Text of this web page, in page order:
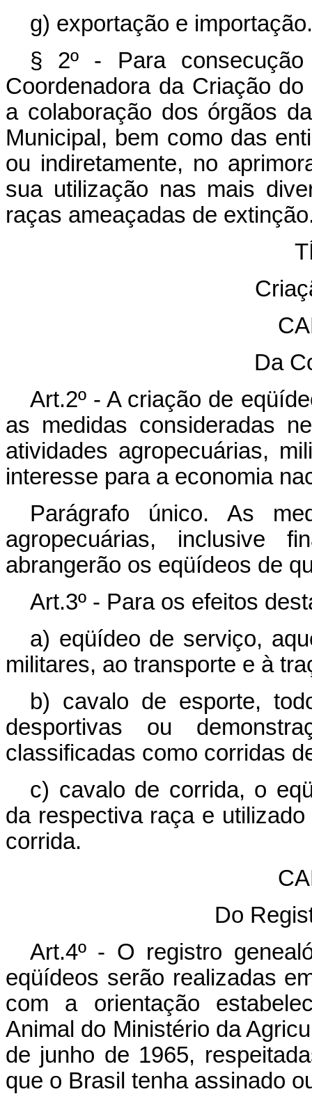
g) exportação e importação.
§ 2º - Para
Coordenadora da Criação
a colaboração dos órgãos
Municipal, bem como das
ou indiretamente, no
sua utilização nas mais
raças ameaçadas de
Da
Art.2º - A criação de
as medidas consideradas
atividades agropecuárias,
interesse para a economia
Parágrafo único. As
agropecuárias, inclusive
abrangerão os eqüídeos de
Art.3º - Para os efeitos
a) eqüídeo de serviço,
militares, ao transporte e à
b) cavalo de esporte,
desportivas ou
classificadas como corridas
c) cavalo de corrida, o
da respectiva raça e
corrida.
Do
Art.4º - O registro
eqüídeos serão realizadas
com a orientação
Animal do Ministério da
de junho de 1965,
que o Brasil tenha assinado